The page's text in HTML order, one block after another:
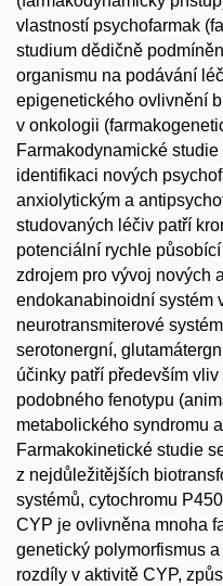
vlastností psychofarmak
studium dědičně
organismu na podávání
epigenetického ovlivnění
v onkologii
Farmakodynamické
identifikaci nových
anxiolytickým a
studovaných léčiv patří
potenciální rychle
zdrojem pro vývoj nových
endokanabinoidní systém
neurotransmiterové
serotonergní,
účinky patří především
podobného fenotypu
metabolického syndromu
Farmakokinetické studie
z nejdůležitějších
systémů, cytochromu
CYP je ovlivněna mnoha
genetický polymorfismus
rozdíly v aktivitě CYP,